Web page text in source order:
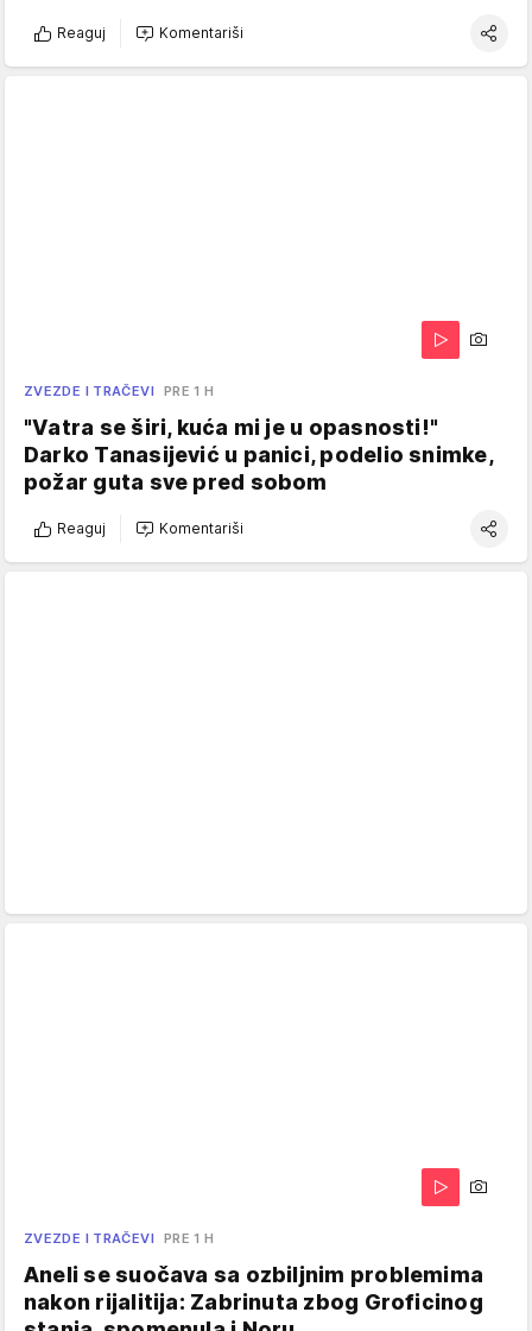
Reaguj Komentariši
ZVEZDE I TRAČEVI PRE 1 H
"Vatra se širi, kuća mi je u opasnosti!"
Darko Tanasijević u panici, podelio snimke,
požar guta sve pred sobom
Reaguj Komentariši
ZVEZDE I TRAČEVI PRE 1 H
Aneli se suočava sa ozbiljnim problemima
nakon rijalitija: Zabrinuta zbog Groficinog